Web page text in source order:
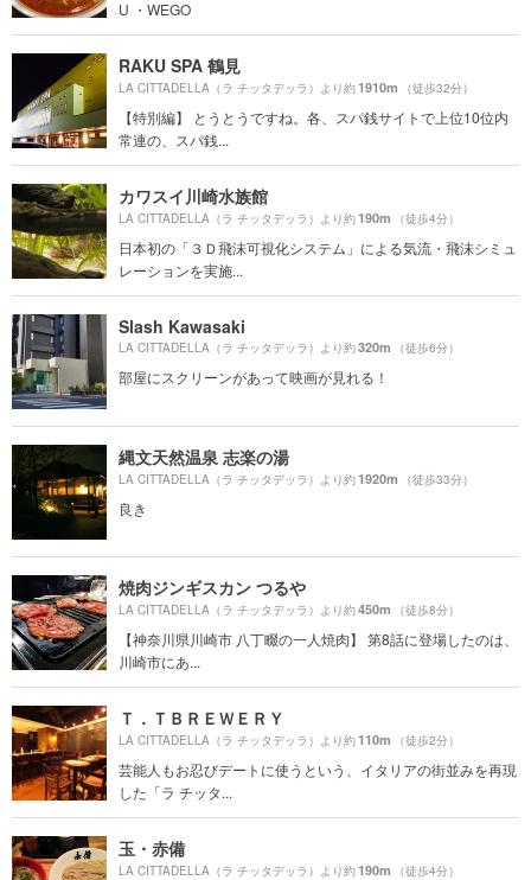
U ・WEGO
RAKU SPA 鶴見
LA CITTADELLA（ラ チッタデッラ）より約1910m （徒歩32分）
【特別編】 とうとうですね。各、スパ銭サイトで上位10位内
常連の、スパ銭...
カワスイ川崎水族館
LA CITTADELLA（ラ チッタデッラ）より約190m （徒歩4分）
日本初の「３Ｄ飛沫可視化システム」による気流・飛沫シミュ
レーションを実施...
Slash Kawasaki
LA CITTADELLA（ラ チッタデッラ）より約320m （徒歩6分）
部屋にスクリーンがあって映画が見れる！
縄文天然温泉 志楽の湯
LA CITTADELLA（ラ チッタデッラ）より約1920m （徒歩33分）
良き
焼肉ジンギスカン つるや
LA CITTADELLA（ラ チッタデッラ）より約450m （徒歩8分）
【神奈川県川崎市 八丁畷の一人焼肉】 第8話に登場したのは、
川崎市にあ...
Ｔ．ＴＢＲＥＷＥＲＹ
LA CITTADELLA（ラ チッタデッラ）より約110m （徒歩2分）
芸能人もお忍びデートに使うという、イタリアの街並みを再現
した「ラ チッタ...
玉・赤備
LA CITTADELLA（ラ チッタデッラ）より約190m （徒歩4分）